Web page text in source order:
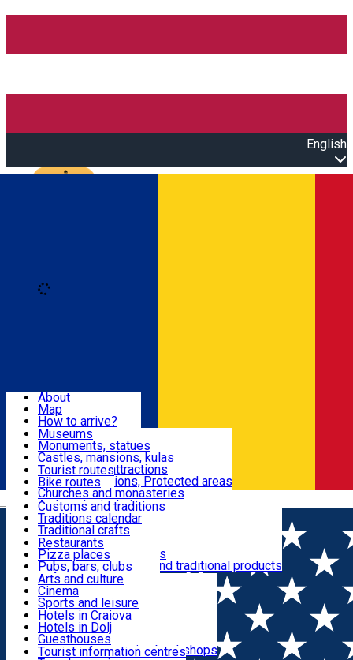
English
Română
Attractions
Routes
Customs, Traditions
Food & Drinks
Leisure & Fun
Accommodation
Useful
About
Map
How to arrive?
Recommendations
Tourist attractions
News
Museums
Monuments, statues
Castles, mansions, kulas
Architectural attractions
Natural attractions, Protected areas
Churches and monasteries
Archaeological sites
Parks and gardens
Tourist routes
Bike routes
Customs and traditions
Traditions calendar
Traditional crafts
Traditional cuisine
Wineries and vineyards
Local manufacturers and traditional products
Restaurants
Pizza places
Pubs, bars, clubs
Cafes and teahouses
Sweets and ice cream
Fast-food
Arts and culture
Cinema
Sports and leisure
Horse riding
Swimming pools
Zoo
Shopping, souvenirs, bookshops
Hotels in Craiova
Hotels in Dolj
Guesthouses
Villas
Tourist information centres